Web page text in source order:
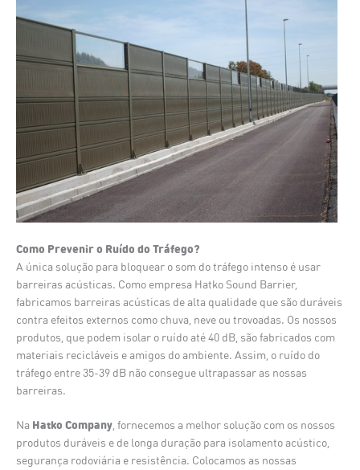
Como Prevenir o Ruído do Tráfego?
A única solução para bloquear o som do tráfego intenso é usar
barreiras acústicas. Como empresa Hatko Sound Barrier,
fabricamos barreiras acústicas de alta qualidade que são duráveis
contra efeitos externos como chuva, neve ou trovoadas. Os nossos
produtos, que podem isolar o ruído até 40 dB, são fabricados com
materiais recicláveis e amigos do ambiente. Assim, o ruído do
tráfego entre 35-39 dB não consegue ultrapassar as nossas
barreiras.
Na Hatko Company, fornecemos a melhor solução com os nossos
produtos duráveis e de longa duração para isolamento acústico,
segurança rodoviária e resistência. Colocamos as nossas